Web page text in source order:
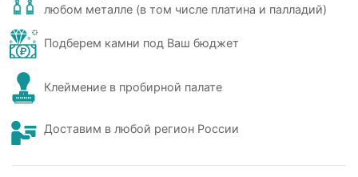
любом металле (в том числе платина и палладий)
Подберем камни под Ваш бюджет
Клеймение в пробирной палате
Доставим в любой регион России